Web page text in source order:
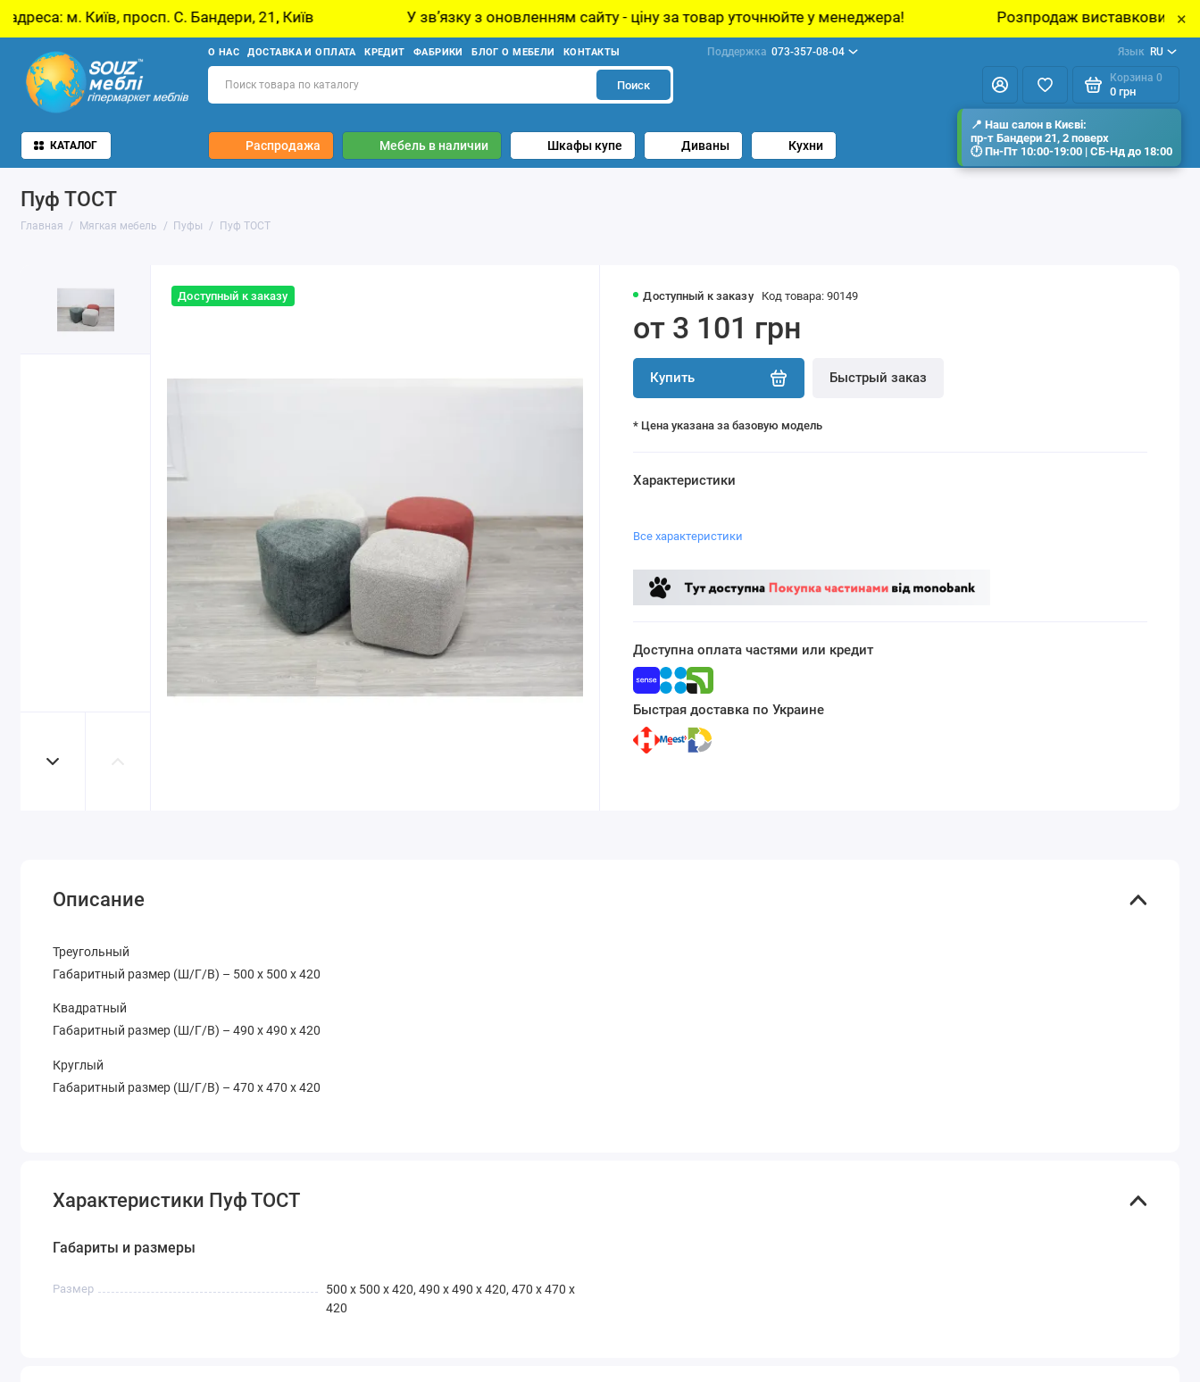
просп. С. Бандери, 21, Київ У звʼязку з оновленням сайту - ціну за товар уточнюйте у менеджера! Розпродаж виставкових зразків ×
О НАС ДОСТАВКА И ОПЛАТА КРЕДИТ ФАБРИКИ БЛОГ О МЕБЕЛИ КОНТАКТЫ Поддержка 073-357-08-04 Язык RU
Поиск
Корзина 0
0 грн
КАТАЛОГ Распродажа Мебель в наличии Шкафы купе Диваны Кухни
Пуф ТОСТ
Главная Мягкая мебель Пуфы Пуф ТОСТ
Доступный к заказу Доступный к заказу Код товара: 90149
от 3 101 грн
Купить Быстрый заказ
* Цена указана за базовую модель
Характеристики
Все характеристики
Доступна оплата частями или кредит
Быстрая доставка по Украине
Описание
Треугольный
Габаритный размер (Ш/Г/В) – 500 x 500 x 420
Квадратный
Габаритный размер (Ш/Г/В) – 490 x 490 x 420
Круглый
Габаритный размер (Ш/Г/В) – 470 x 470 x 420
Характеристики Пуф ТОСТ
Габариты и размеры
Размер
500 x 500 x 420, 490 x 490 x 420, 470 x 470 x
420